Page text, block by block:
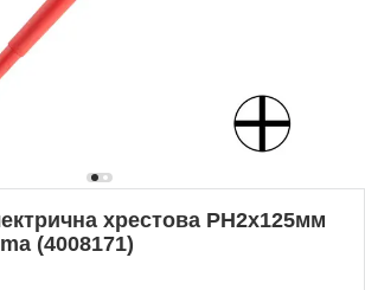
хрестова PH2x125мм
(4008171)